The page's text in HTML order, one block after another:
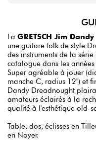
La GRETSCH Jim
une guitare folk de style
des instruments de la
catalogue dans les
Super agréable à jouer
manche C, radius 12") et
Dandy Dreadnought
amateurs éclairés à la
qualité à l'esthétique old-
Table, dos, éclisses en
en Noyer.